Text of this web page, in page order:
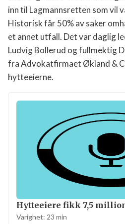
altså 100% medhold fra
se om utbygger anker saken
august til å anke saken videre
som vil være neste domstol.
saker omhandlet i
Det var daglig leder og partner
Advokatfirmaet Økland & Co